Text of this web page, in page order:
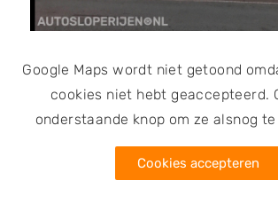
Google Maps wordt niet getoond
cookies niet hebt geaccepteerd.
onderstaande knop om ze alsnog
Cookies accepteren